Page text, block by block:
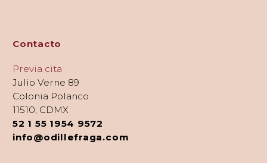
Contacto
Previa cita
Julio Verne 89
Colonia Polanco
11510, CDMX
52 1 55 1954 9572
info@odillefraga.com